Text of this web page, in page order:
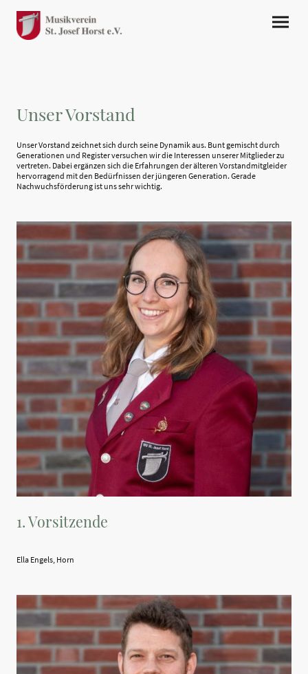
Unser Vorstand
Unser Vorstand zeichnet sich durch seine Dynamik aus. Bunt gemischt durch
Generationen und Register versuchen wir die Interessen unserer Mitglieder zu
vertreten. Dabei ergänzen sich die Erfahrungen der älteren Vorstandmitgleider
hervorragend mit den Bedürfnissen der jüngeren Generation. Gerade
Nachwuchsförderung ist uns sehr wichtig.
1. Vorsitzende
Ella Engels, Horn